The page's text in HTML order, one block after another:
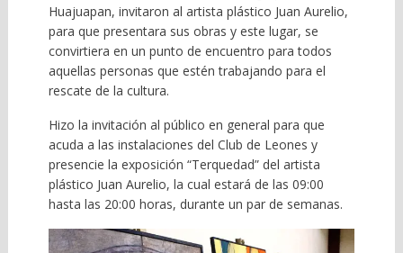
Huajuapan, invitaron al artista plástico Juan Aurelio,
para que presentara sus obras y este lugar, se
convirtiera en un punto de encuentro para todos
aquellas personas que estén trabajando para el
rescate de la cultura.
Hizo la invitación al público en general para que
acuda a las instalaciones del Club de Leones y
presencie la exposición “Terquedad” del artista
plástico Juan Aurelio, la cual estará de las 09:00
hasta las 20:00 horas, durante un par de semanas.